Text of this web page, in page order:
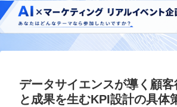
データサイエンスが導く顧
と成果を生むKPI設計の具体